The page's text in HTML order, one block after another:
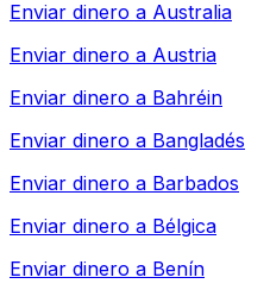
Enviar dinero a Australia
Enviar dinero a Austria
Enviar dinero a Bahréin
Enviar dinero a Bangladés
Enviar dinero a Barbados
Enviar dinero a Bélgica
Enviar dinero a Benín